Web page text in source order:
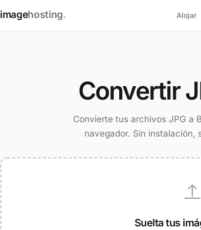
imagehosting. Alojar
Convertir
Convierte tus archivos JPG a
navegador. Sin instalación,
Suelta tus